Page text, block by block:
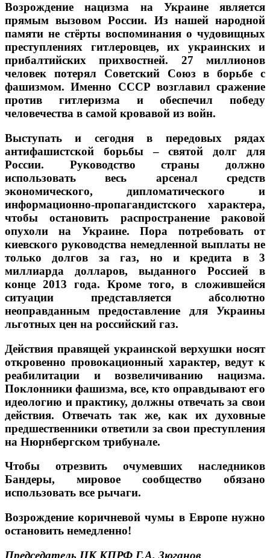
Возрождение нацизма на Украине является
прямым вызовом России. Из нашей народной
памяти не стёрты воспоминания о чудовищных
преступлениях гитлеровцев, их украинских и
прибалтийских прихвостней. 27 миллионов
человек потерял Советский Союз в борьбе с
фашизмом. Именно СССР возглавил сражение
против гитлеризма и обеспечил победу
человечества в самой кровавой из войн.
Выступать и сегодня в передовых рядах
антифашистской борьбы – святой долг для
России. Руководство страны должно
использовать весь арсенал средств
экономического, дипломатического и
информационно-пропагандистского характера,
чтобы остановить распространение раковой
опухоли на Украине. Пора потребовать от
киевского руководства немедленной выплаты не
только долгов за газ, но и кредита в 3
миллиарда долларов, выданного Россией в
конце 2013 года. Кроме того, в сложившейся
ситуации представляется абсолютно
неоправданным предоставление для Украины
льготных цен на российский газ.
Действия правящей украинской верхушки носят
откровенно провокационный характер, ведут к
реабилитации и возвеличиванию нацизма.
Поклонники фашизма, все, кто оправдывают его
идеологию и практику, должны отвечать за свои
действия. Отвечать так же, как их духовные
предшественники ответили за свои преступления
на Нюрнбергском трибунале.
Чтобы отрезвить очумевших наследников
Бандеры, мировое сообщество обязано
использовать все рычаги.
Возрождение коричневой чумы в Европе нужно
остановить немедленно!
Председатель ЦК КПРФ Г.А. Зюганов